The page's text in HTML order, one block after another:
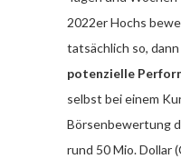
2022er Hochs
tatsächlich so,
potenzielle
selbst bei einem
Börsenbewertung
rund 50 Mio. Dollar